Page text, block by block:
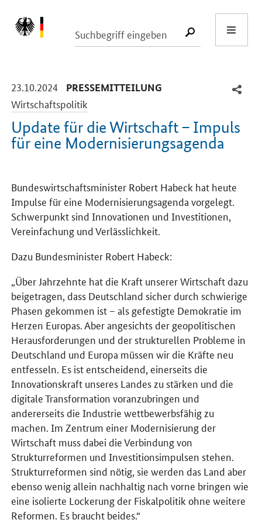
SUCHE
23.10.2024 -
PRESSEMITTEILUNG
Wirtschaftspolitik
Update für die Wirtschaft – Impuls
für eine Modernisierungsagenda
Bundeswirtschaftsminister Robert Habeck hat heute
Impulse für eine Modernisierungsagenda vorgelegt.
Schwerpunkt sind Innovationen und Investitionen,
Vereinfachung und Verlässlichkeit.
Dazu Bundesminister Robert Habeck:
„Über Jahrzehnte hat die Kraft unserer Wirtschaft dazu
beigetragen, dass Deutschland sicher durch schwierige
Phasen gekommen ist – als gefestigte Demokratie im
Herzen Europas. Aber angesichts der geopolitischen
Herausforderungen und der strukturellen Probleme in
Deutschland und Europa müssen wir die Kräfte neu
entfesseln. Es ist entscheidend, einerseits die
Innovationskraft unseres Landes zu stärken und die
digitale Transformation voranzubringen und
andererseits die Industrie wettbewerbsfähig zu
machen. Im Zentrum einer Modernisierung der
Wirtschaft muss dabei die Verbindung von
Strukturreformen und Investitionsimpulsen stehen.
Strukturreformen sind nötig, sie werden das Land aber
ebenso wenig allein nachhaltig nach vorne bringen wie
eine isolierte Lockerung der Fiskalpolitik ohne weitere
Reformen. Es braucht beides.“